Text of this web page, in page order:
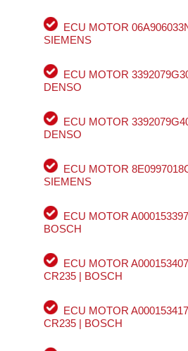
ECU MOTOR
SIEMENS
ECU MOTOR
DENSO
ECU MOTOR
DENSO
ECU MOTOR
SIEMENS
ECU MOTOR
BOSCH
ECU MOTOR
CR235 | BOSCH
ECU MOTOR
CR235 | BOSCH